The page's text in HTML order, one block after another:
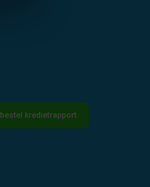
bestel kredietrapport